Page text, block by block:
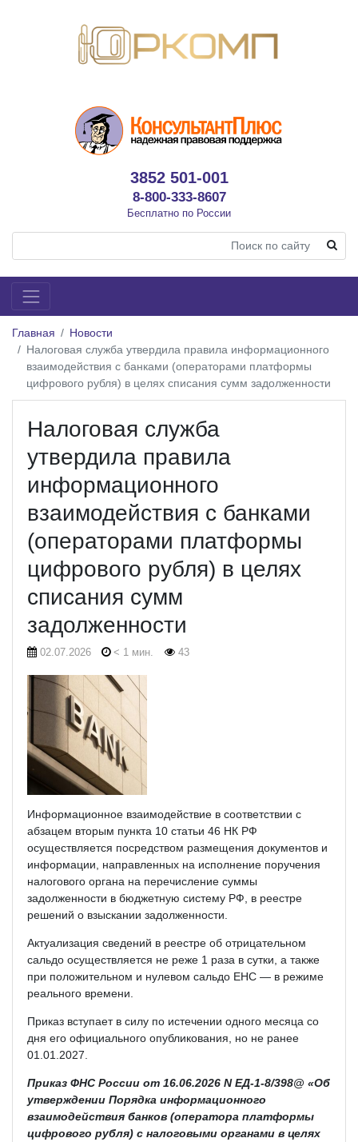
3852 501-001
8-800-333-8607
Бесплатно по России
Главная
Новости
Налоговая служба утвердила правила информационного
взаимодействия с банками (операторами платформы
цифрового рубля) в целях списания сумм задолженности
Налоговая служба
утвердила правила
информационного
взаимодействия с банками
(операторами платформы
цифрового рубля) в целях
списания сумм
задолженности
02.07.2026 < 1 мин. 43
Информационное взаимодействие в соответствии с
абзацем вторым пункта 10 статьи 46 НК РФ
осуществляется посредством размещения документов и
информации, направленных на исполнение поручения
налогового органа на перечисление суммы
задолженности в бюджетную систему РФ, в реестре
решений о взыскании задолженности.
Актуализация сведений в реестре об отрицательном
сальдо осуществляется не реже 1 раза в сутки, а также
при положительном и нулевом сальдо ЕНС — в режиме
реального времени.
Приказ вступает в силу по истечении одного месяца со
дня его официального опубликования, но не ранее
01.01.2027.
Приказ ФНС России от 16.06.2026 N ЕД-1-8/398@ «Об
утверждении Порядка информационного
взаимодействия банков (оператора платформы
цифрового рубля) с налоговыми органами в целях